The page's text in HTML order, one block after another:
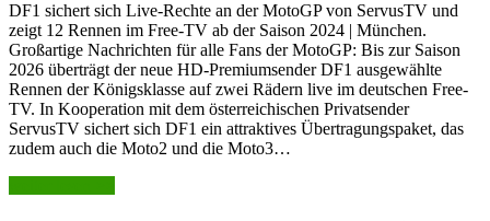
DF1 sichert sich Live-Rechte an der MotoGP von ServusTV und
zeigt 12 Rennen im Free-TV ab der Saison 2024 | München.
Großartige Nachrichten für alle Fans der MotoGP: Bis zur Saison
2026 überträgt der neue HD-Premiumsender DF1 ausgewählte
Rennen der Königsklasse auf zwei Rädern live im deutschen Free-
TV. In Kooperation mit dem österreichischen Privatsender
ServusTV sichert sich DF1 ein attraktives Übertragungspaket, das
zudem auch die Moto2 und die Moto3…